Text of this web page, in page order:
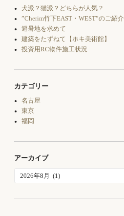
犬派？猫派？どちらが人気？
”Cherim竹下EAST・WEST”のご紹介
避暑地を求めて
建築をたずねて【ホキ美術館】
投資用RC物件施工状況
カテゴリー
名古屋
東京
福岡
アーカイブ